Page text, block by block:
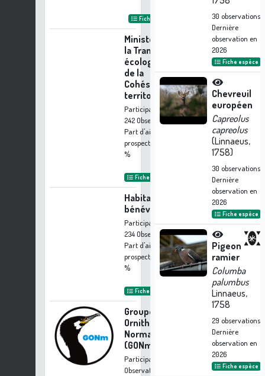
Fiche organisme
Ministère de
la Transition
écologique et
de la
Cohésion des
territoires
Participation à
242 Observations
Part d'aide à la
prospection :
%
Fiche organisme
Habitants-
bénévoles
Participation à
234 Observations
Part d'aide à la
prospection : 4.48
%
Fiche organisme
Groupe
Ornithologique
Normand
(GONm)
Participation à 111
Observations
30 observations
Dernière
observation en
2026
Fiche espèce
Chevreuil
européen
Capreolus
capreolus
(Linnaeus,
1758)
30 observations
Dernière
observation en
2026
Fiche espèce
Pigeon
ramier
Columba
palumbus
Linnaeus,
1758
29 observations
Dernière
observation en
2026
Fiche espèce